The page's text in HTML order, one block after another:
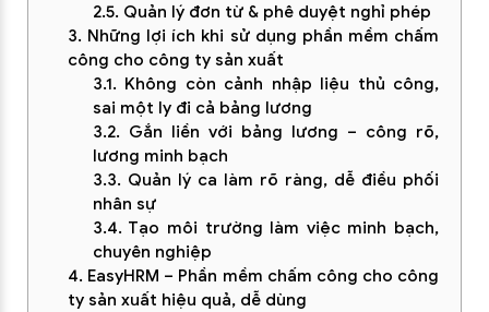
2.5. Quản lý đơn từ & phê duyệt nghỉ phép
3. Những lợi ích khi sử dụng phần mềm chấm
công cho công ty sản xuất
3.1. Không còn cảnh nhập liệu thủ công,
sai một ly đi cả bảng lương
3.2. Gắn liền với bảng lương – công rõ,
lương minh bạch
3.3. Quản lý ca làm rõ ràng, dễ điều phối
nhân sự
3.4. Tạo môi trường làm việc minh bạch,
chuyên nghiệp
4. EasyHRM – Phần mềm chấm công cho công
ty sản xuất hiệu quả, dễ dùng